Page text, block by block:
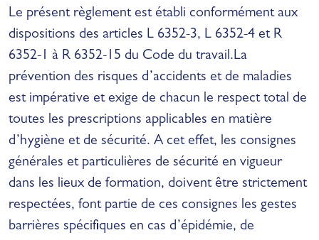
Le présent règlement est établi conformément aux
dispositions des articles L 6352-3, L 6352-4 et R
6352-1 à R 6352-15 du Code du travail.La
prévention des risques d’accidents et de maladies
est impérative et exige de chacun le respect total de
toutes les prescriptions applicables en matière
d’hygiène et de sécurité. A cet effet, les consignes
générales et particulières de sécurité en vigueur
dans les lieux de formation, doivent être strictement
respectées, font partie de ces consignes les gestes
barrières spécifiques en cas d’épidémie, de